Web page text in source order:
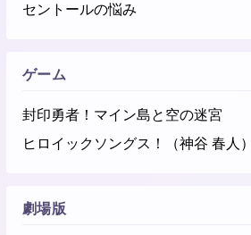
セントールの悩み
ゲーム
封印勇者！マイン島と空の迷宮
ヒロイックソングス！（神谷 春人）
劇場版